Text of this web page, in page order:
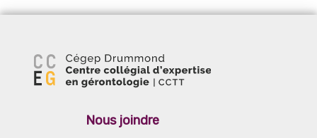
Alimentation
Cycle de la vie
Nous joindre